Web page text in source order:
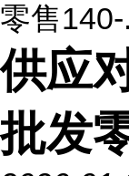
零售140-
供应
批发